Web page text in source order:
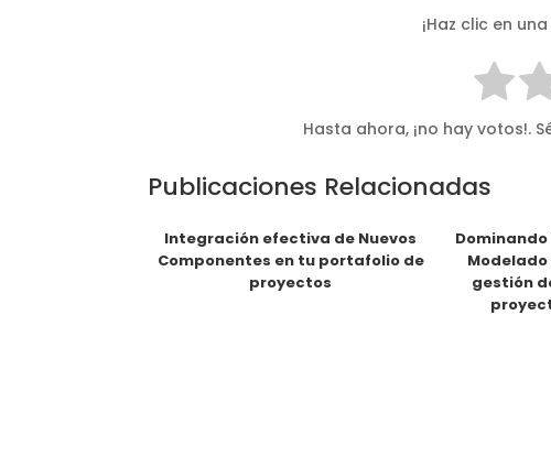
¡Haz clic en
Hasta ahora, ¡no hay votos!.
Publicaciones Relacionadas
Integración efectiva de Nuevos
Componentes en tu portafolio de
proyectos
gestión